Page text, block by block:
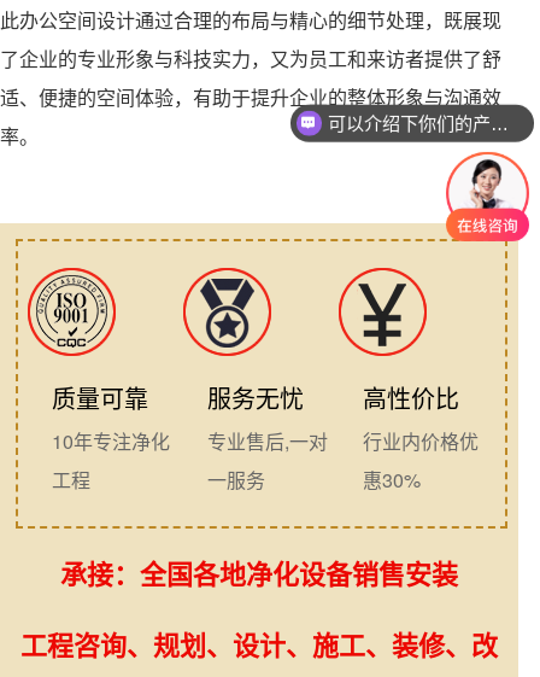
此办公空间设计通过合理的布局与精心的细节处理，既展现
了企业的专业形象与科技实力，又为员工和来访者提供了舒
适、便捷的空间体验，有助于提升企业的整体形象与沟通效
率。
质量可靠
10年专注净化
工程
服务无忧
专业售后,一对
一服务
高性价比
行业内价格优
惠30%
承接：全国各地净化设备销售安装
工程咨询、规划、设计、施工、装修、改